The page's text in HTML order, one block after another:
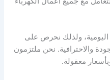
اليومية، ولذلك نحرص على
والاحترافية. نحن ملتزمون
معقولة.